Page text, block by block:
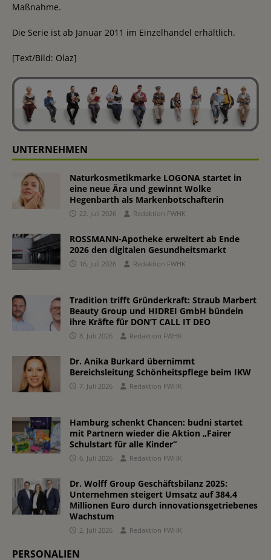
Maßnahme.
Die Serie ist ab Januar 2011 im Einzelhandel erhältlich.
[Text/Bild: Olaz]
UNTERNEHMEN
Naturkosmetikmarke LOGONA startet in
eine neue Ära und gewinnt Wolke
Hegenbarth als Markenbotschafterin
22. Juli 2026 Redaktion FWHK
ROSSMANN-Apotheke erweitert ab Ende
2026 den digitalen Gesundheitsmarkt
16. Juli 2026 Redaktion FWHK
Tradition trifft Gründerkraft: Straub Marbert
Beauty Group und HIDREI GmbH bündeln
ihre Kräfte für DON’T CALL IT DEO
8. Juli 2026 Redaktion FWHK
Dr. Anika Burkard übernimmt
Bereichsleitung Schönheitspflege beim IKW
7. Juli 2026 Redaktion FWHK
Hamburg schenkt Chancen: budni startet
mit Partnern wieder die Aktion „Fairer
Schulstart für alle Kinder“
6. Juli 2026 Redaktion FWHK
Dr. Wolff Group Geschäftsbilanz 2025:
Unternehmen steigert Umsatz auf 384,4
Millionen Euro durch innovationsgetriebenes
Wachstum
2. Juli 2026 Redaktion FWHK
PERSONALIEN